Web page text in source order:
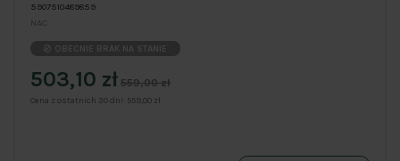
5907510489859
NAC
OBECNIE BRAK NA STANIE
503,10 zł 559,00 zł
Cena z ostatnich 30 dni: 559,00 zł